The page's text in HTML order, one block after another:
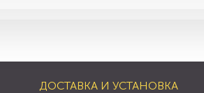
ДОСТАВКА И УСТАНОВКА